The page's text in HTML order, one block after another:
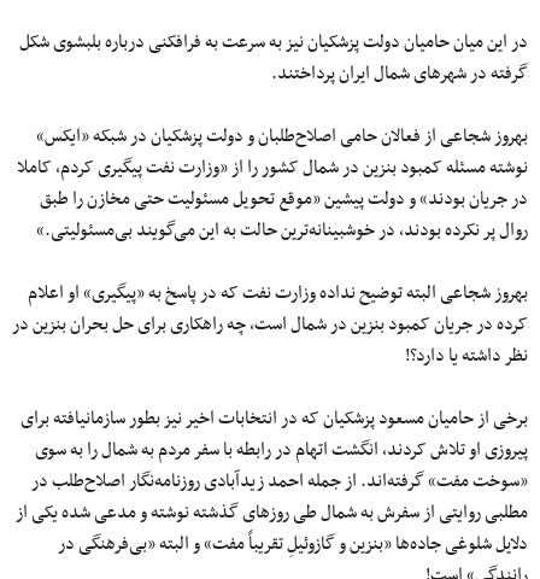
در این میان حامیان دولت پزشکیان نیز به سرعت به فرافکنی درباره بلبشوی شکل
گرفته در شهرهای شمال ایران پرداختند.
بهروز شجاعی از فعالان حامی اصلاح‌طلبان و دولت پزشکیان در شبکه «ایکس»
نوشته مسئله کمبود بنزین در شمال کشور را از «وزارت نفت پیگیری کردم، کاملا
در جریان بودند» و دولت پیشین «موقع تحویل مسئولیت حتی مخازن را طبق
روال پر نکرده بودند، در خوشبینانه‌ترین حالت به این می‌گویند بی‌مسئولیتی.»
بهروز شجاعی البته توضیح نداده وزارت نفت که در پاسخ به «پیگیری» او اعلام
کرده در جریان کمبود بنزین در شمال است، چه راهکاری برای حل بحران بنزین در
نظر داشته یا دارد؟!
برخی از حامیان مسعود پزشکیان که در انتخابات اخیر نیز بطور سازمانیافته برای
پیروزی او تلاش کردند، انگشت اتهام در رابطه با سفر مردم به شمال را به سوی
«سوخت مفت» گرفته‌اند. از جمله احمد زیدآبادی روزنامه‌نگار اصلاح‌طلب در
مطلبی روایتی از سفرش به شمال طی روزهای گذشته نوشته و مدعی شده یکی از
دلایل شلوغی جاده‌ها «بنزین و گازوئیلِ تقریباً مفت» و البته «بی‌فرهنگی در